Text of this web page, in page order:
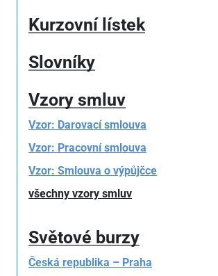
Kurzovní lístek
Slovníky
Vzory smluv
Vzor: Darovací smlouva
Vzor: Pracovní smlouva
Vzor: Smlouva o výpůjčce
všechny vzory smluv
Světové burzy
Česká republika – Praha